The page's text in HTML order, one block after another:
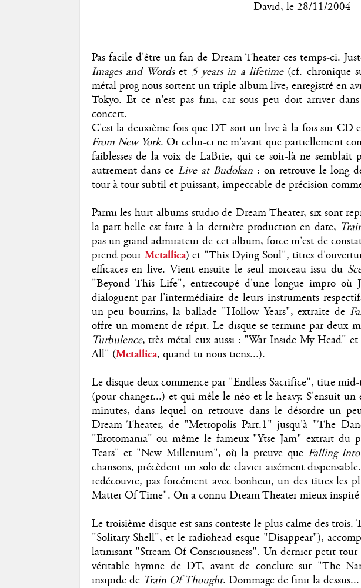
David, le 28/11/2004
Pas facile d'être un fan de Dream Theater ces temps-ci.
Images and Wordset 5 years in a lifetime(cf. chronique
métal prog nous sortent un triple album live, enregistré en
Tokyo. Et ce n'est pas fini, car sous peu doit arriver
concert.
C'est la deuxième fois que DT sort un live à la fois sur CD
From New York. Or celui-ci ne m'avait que partiellement
faiblesses de la voix de LaBrie, qui ce soir-là ne
autrement dans ceLive at Budokan: on retrouve le long
tour à tour subtil et puissant, impeccable de précision
Parmi les huit albums studio de Dream Theater, six sont
la part belle est faite à la dernière production en date,
pas un grand admirateur de cet album, force m'est de
prend pourMetallica) et "This Dying Soul", titres
efficaces en live. Vient ensuite le seul morceau issu du
"Beyond This Life", entrecoupé d'une longue impro où
dialoguent par l'intermédiaire de leurs instruments
un peu bourrins, la ballade "Hollow Years", extraite de
offre un moment de répit. Le disque se termine par deux
Turbulence, très métal eux aussi : "War Inside My Head"
All" (Metallica, quand tu nous tiens...).
Le disque deux commence par "Endless Sacrifice", titre
(pour changer...) et qui mêle le néo et le heavy. S'ensuit
minutes, dans lequel on retrouve dans le désordre un
Dream Theater, de "Metropolis Part.1" jusqu'à "The
"Erotomania" ou même le fameux "Ytse Jam" extrait
Tears" et "New Millenium", où la preuve que Falling
chansons, précèdent un solo de clavier aisément
redécouvre, pas forcément avec bonheur, un des titres les
Matter Of Time". On a connu Dream Theater mieux inspiré
Le troisième disque est sans conteste le plus calme des
"Solitary Shell", et le radiohead-esque "Disappear"),
latinisant "Stream Of Consciousness". Un dernier petit
véritable hymne de DT, avant de conclure sur "The
insipide de Train Of Thought. Dommage de finir la dessus...